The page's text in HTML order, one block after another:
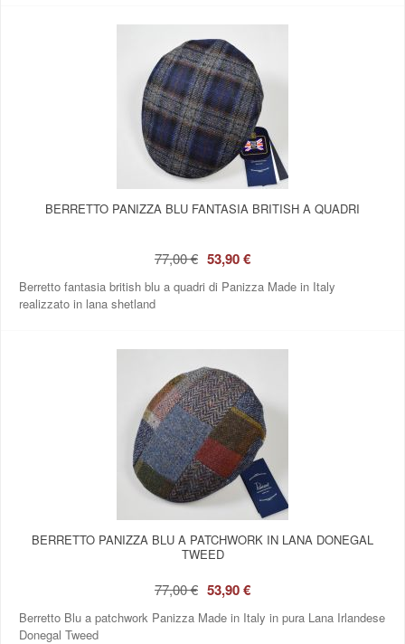
BERRETTO PANIZZA BLU FANTASIA BRITISH A QUADRI
77,00 € 53,90 €
Berretto fantasia british blu a quadri di Panizza Made in Italy
realizzato in lana shetland
BERRETTO PANIZZA BLU A PATCHWORK IN LANA DONEGAL
TWEED
77,00 € 53,90 €
Berretto Blu a patchwork Panizza Made in Italy in pura Lana Irlandese
Donegal Tweed